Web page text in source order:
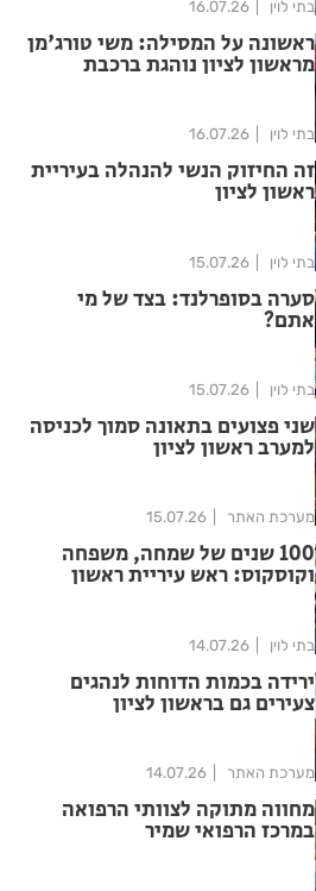
בתי לוין 16.07.26
ראשונה על המסילה: משי טורג'מן
מראשון לציון נוהגת ברכבת
בתי לוין 16.07.26
זה החיזוק הנשי להנהלה בעיריית
ראשון לציון
בתי לוין 15.07.26
סערה בסופרלנד: בצד של מי
אתם?
בתי לוין 15.07.26
שני פצועים בתאונה סמוך לכניסה
למערב ראשון לציון
מערכת האתר 15.07.26
100 שנים של שמחה, משפחה
וקוסקוס: ראש עיריית ראשון
בתי לוין 14.07.26
ירידה בכמות הדוחות לנהגים
צעירים גם בראשון לציון
מערכת האתר 14.07.26
מחווה מתוקה לצוותי הרפואה
במרכז הרפואי שמיר